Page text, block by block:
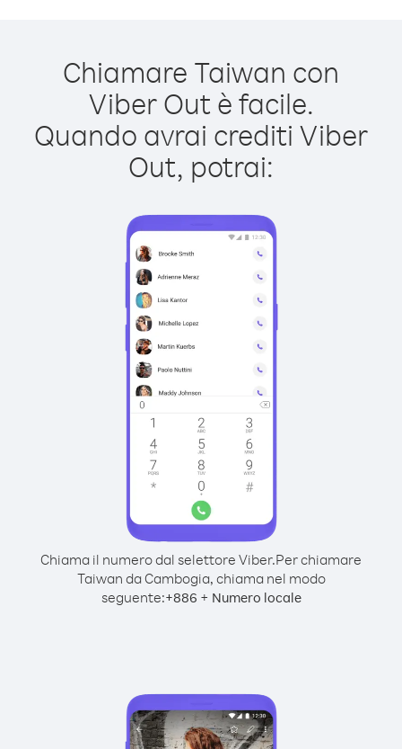
Chiamare Taiwan con
Viber Out è facile.
Quando avrai crediti Viber
Out, potrai:
Chiama il numero dal selettore Viber.Per chiamare
Taiwan da Cambogia, chiama nel modo
seguente:+886 + Numero locale